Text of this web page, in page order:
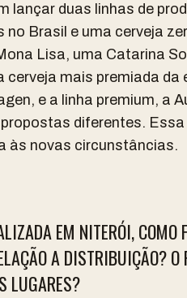
lançar duas linhas de
Brasil e uma cerveja
Lisa, uma Catarina
mais premiada da
e a linha premium, a
diferentes.
às novas circunstâncias.
EM NITERÓI, COMO
A DISTRIBUIÇÃO? O
LUGARES?